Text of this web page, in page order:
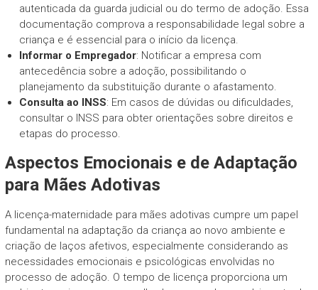
autenticada da guarda judicial ou do termo de adoção. Essa
documentação comprova a responsabilidade legal sobre a
criança e é essencial para o início da licença.
Informar o Empregador: Notificar a empresa com
antecedência sobre a adoção, possibilitando o
planejamento da substituição durante o afastamento.
Consulta ao INSS: Em casos de dúvidas ou dificuldades,
consultar o INSS para obter orientações sobre direitos e
etapas do processo.
Aspectos Emocionais e de Adaptação
para Mães Adotivas
A licença-maternidade para mães adotivas cumpre um papel
fundamental na adaptação da criança ao novo ambiente e
criação de laços afetivos, especialmente considerando as
necessidades emocionais e psicológicas envolvidas no
processo de adoção. O tempo de licença proporciona um